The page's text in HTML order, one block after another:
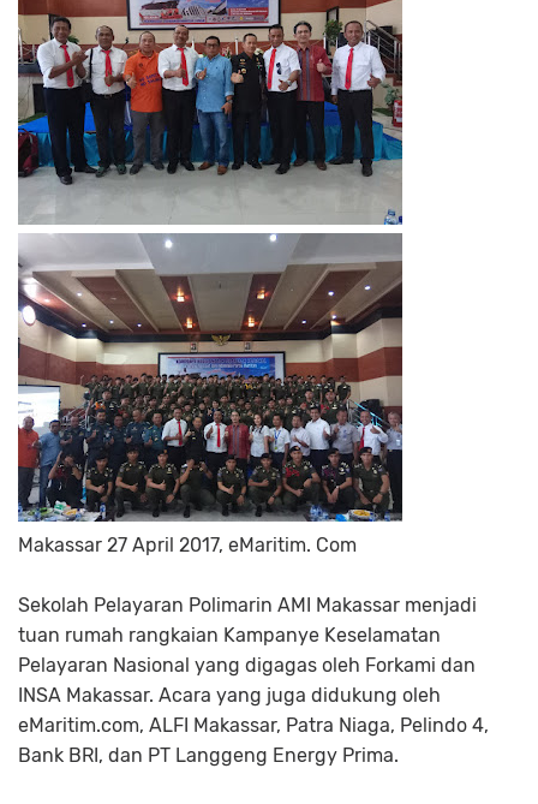
Makassar 27 April 2017, eMaritim. Com
Sekolah Pelayaran Polimarin AMI Makassar menjadi
tuan rumah rangkaian Kampanye Keselamatan
Pelayaran Nasional yang digagas oleh Forkami dan
INSA Makassar. Acara yang juga didukung oleh
eMaritim.com, ALFI Makassar, Patra Niaga, Pelindo 4,
Bank BRI, dan PT Langgeng Energy Prima.